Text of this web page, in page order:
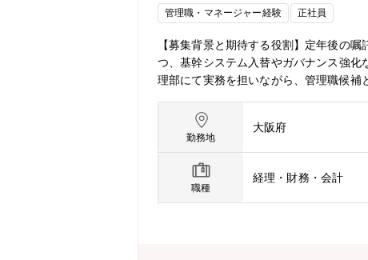
管理職・マネージャー経験 正社員
【募集背景と期待する役割】定年後の
つ、基幹システム入替やガバナンス強
理部にて実務を担いながら、管理職候
アンス強化、組織拡大に伴う管理体制
冷凍おせち製造市場で国内トップシェ
数ともに拡大中で、管理部門は「整備
勤務地
大阪府
職種
経理・財務・会計